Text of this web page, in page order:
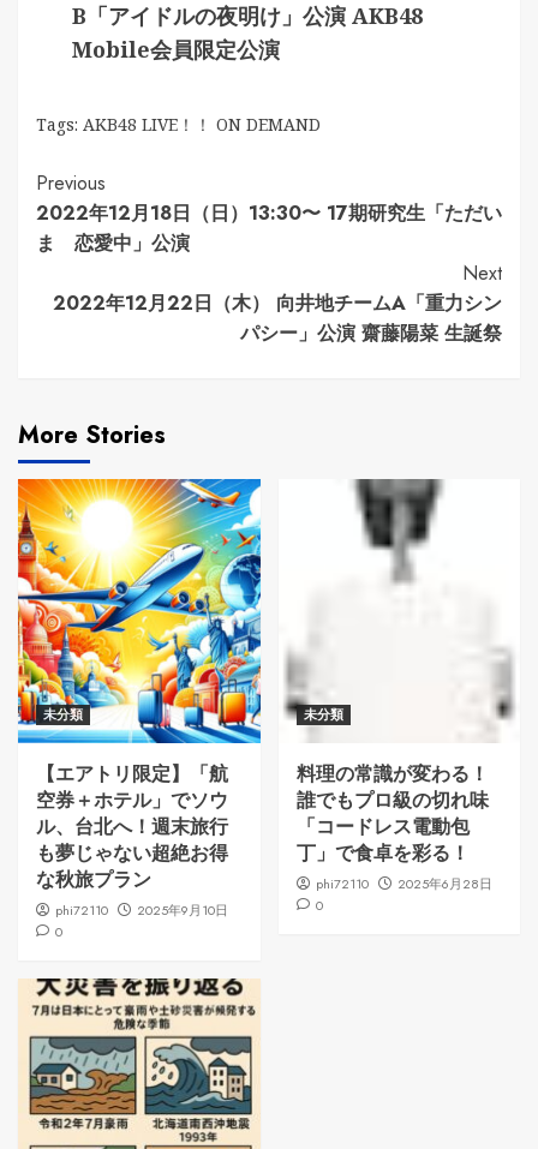
B「アイドルの夜明け」公演 AKB48
Mobile会員限定公演
Tags: AKB48 LIVE！！ ON DEMAND
Continue
Reading
Previous
2022年12月18日（日）13:30〜 17期研究生「ただい
ま 恋愛中」公演
Next
2022年12月22日（木） 向井地チームA「重力シン
パシー」公演 齋藤陽菜 生誕祭
More Stories
未分類
【エアトリ限定】「航
空券＋ホテル」でソウ
ル、台北へ！週末旅行
も夢じゃない超絶お得
な秋旅プラン
phi72110
2025年9月10日
0
未分類
料理の常識が変わる！
誰でもプロ級の切れ味
「コードレス電動包
丁」で食卓を彩る！
phi72110
2025年6月28日
0